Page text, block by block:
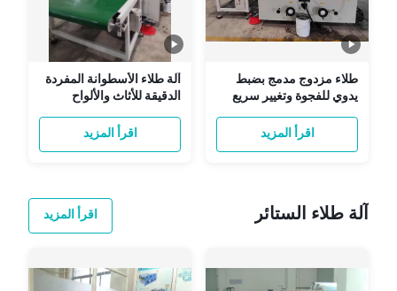
طلاء مزدوج مدمج بضبط
يدوي للفجوة وتغيير سريع
للبكرات للطلاء الدقيق
اقرأ المزيد
آلة طلاء الأسطوانة المفردة
الدقيقة للأثاث والألواح
الزجاجية والمعدنية | حل
طلاء متعدد الاستخدامات
اقرأ المزيد
آلة طلاء الستائر اقرأ المزيد